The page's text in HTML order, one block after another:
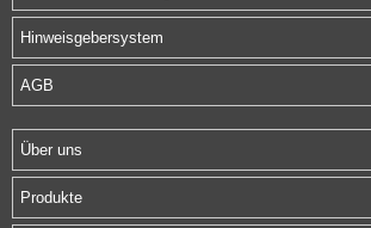
Hinweisgebersystem
AGB
Über uns
Produkte